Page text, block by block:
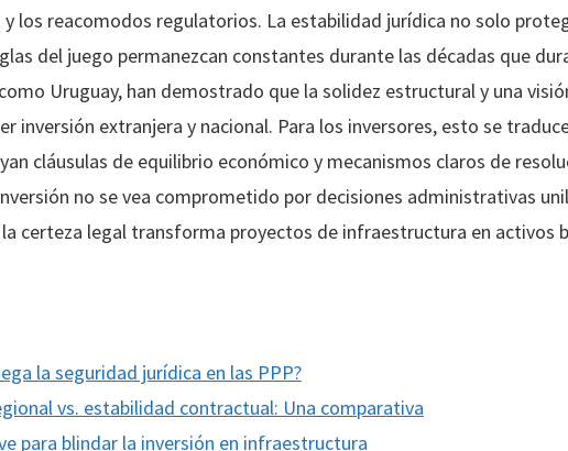
los reacomodos regulatorios. La estabilidad jurídica no solo
del juego permanezcan constantes durante las décadas que
Uruguay, han demostrado que la solidez estructural y una
inversión extranjera y nacional. Para los inversores, esto se
cláusulas de equilibrio económico y mecanismos claros de
no se vea comprometido por decisiones administrativas
certeza legal transforma proyectos de infraestructura en activos
la seguridad jurídica en las PPP?
vs. estabilidad contractual: Una comparativa
para blindar la inversión en infraestructura